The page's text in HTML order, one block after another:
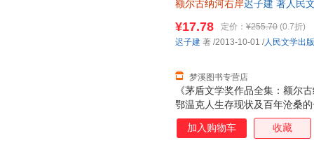
额尔古纳河右岸迟子建 著人民
《茅盾文学奖作品全集：额尔
鄂温克人生存现状及百年沧桑
叹却难得其解的神奇岩画；又
挚爱与心灵悲苦的民族史诗。
¥17.78 定价： ¥255.70 (0.7折)
梦溪图书专营店
迟子建 著 /2013-10-01 /人民文学出
加入购物车 收藏